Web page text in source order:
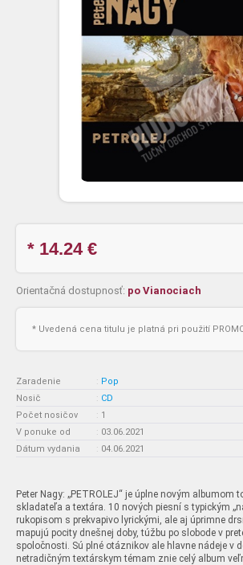
* 14.24€
Orientačná dostupnosť: po Vianociach
* Uvedená cena titulu je platná pri použití
Zaradenie : Pop
Nosič
: CD
Počet nosičov
: 1
V ponuke od
: 03.06.2021
Dátum vydania
: 04.06.2021
Peter Nagy: „PETROLEJ“ je úplne novým albumom
skladateľa a textára. 10 nových piesní s typickým
rukopisom s prekvapivo lyrickými, ale aj úprimne
mapujú pocity dnešnej doby, túžbu po slobode v
spoločnosti. Sú plné otáznikov ale hlavne nádeje v
netradičným textárskym témam znie celý album